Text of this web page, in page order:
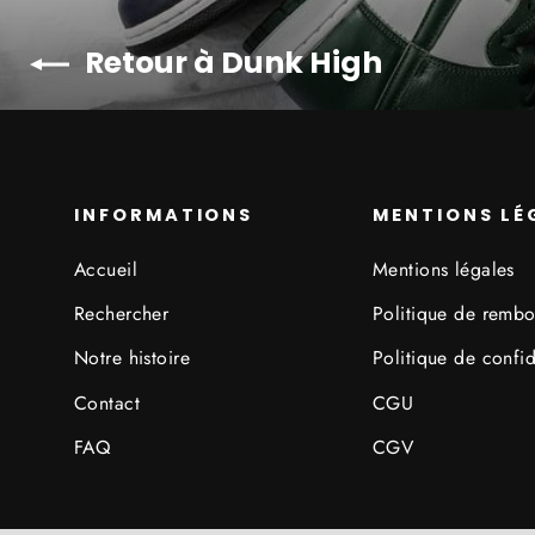
Retour à Dunk High
INFORMATIONS
Accueil
Rechercher
Notre histoire
Contact
FAQ
MENTIONS
Mentions légales
Politique de
Politique de
CGU
CGV